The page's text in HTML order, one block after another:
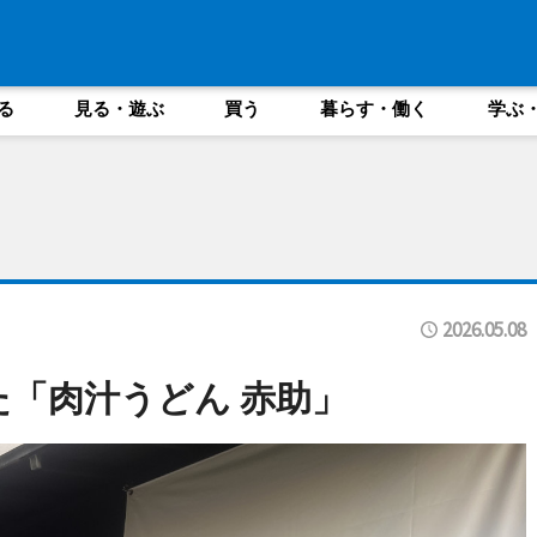
見る・遊ぶ 買う 暮らす・働く 学ぶ
2026.05.08
肉汁うどん 赤助」